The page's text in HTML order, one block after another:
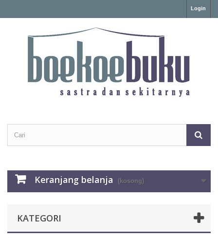
Login
Keranjang belanja (kosong)
KATEGORI